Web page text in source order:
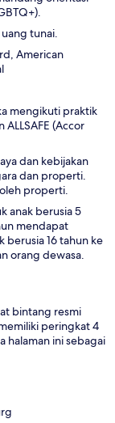
tunai.
American
mengikuti praktik
(Accor
dan kebijakan
dan properti.
properti.
anak berusia 5
mendapat
berusia 16 tahun ke
orang dewasa.
bintang resmi
peringkat 4
halaman ini sebagai